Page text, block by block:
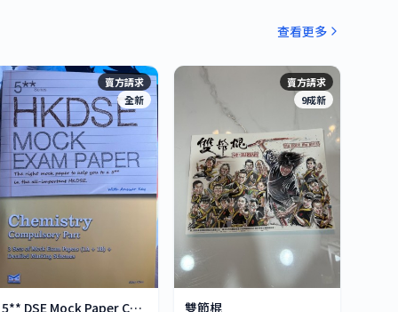
查看更多
賣方請求
全新
5** DSE Mock Paper Chemistry
賣方請求
9成新
雙節棍